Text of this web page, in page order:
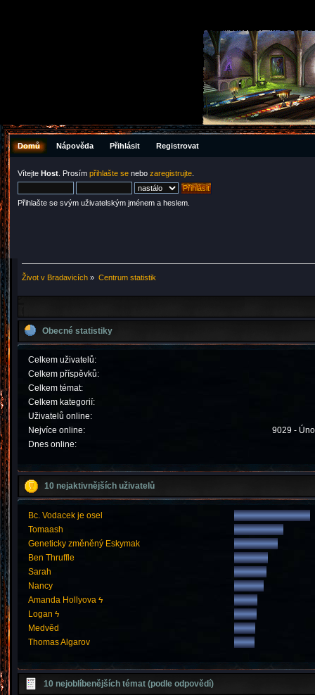
Domů Nápověda Přihlásit Registrovat
Vítejte Host . Prosím přihlašte se nebo zaregistrujte
Přihlašte se svým uživatelským jménem a heslem.
Život v Bradavicích » Centrum statistik
Obecné statistiky
Celkem uživatelů:
Celkem příspěvků:
Celkem témat:
Celkem kategorií:
Uživatelů online:
Nejvíce online:
9029 -
Dnes online:
10 nejaktivnějších uživatelů
Bc. Vodacek je osel
Tomaash
Geneticky změněný Eskymak
Ben Thruffle
Sarah
Nancy
Amanda Hollyova ϟ
Logan ϟ
Medvěd
Thomas Algarov
10 nejoblíbenějších témat (podle odpovědí)